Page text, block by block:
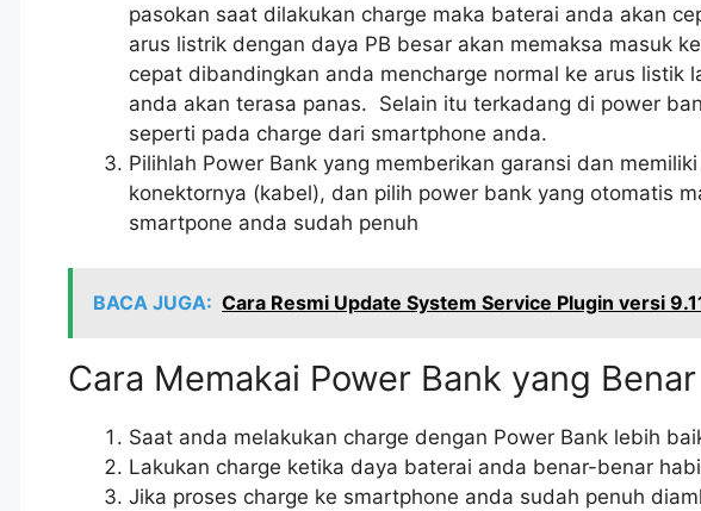
pasokan saat dilakukan charge maka baterai anda akan
arus listrik dengan daya PB besar akan memaksa masuk
cepat dibandingkan anda mencharge normal ke arus listik
anda akan terasa panas. Selain itu terkadang di power
seperti pada charge dari smartphone anda.
Pilihlah Power Bank yang memberikan garansi dan
konektornya (kabel), dan pilih power bank yang otomatis
smartpone anda sudah penuh
BACA JUGA: Cara Resmi Update System Service Plugin versi
Cara Memakai Power Bank yang Benar
Saat anda melakukan charge dengan Power Bank lebih
Lakukan charge ketika daya baterai anda benar-benar
Jika proses charge ke smartphone anda sudah penuh